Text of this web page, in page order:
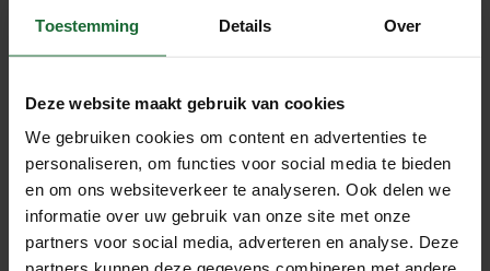
Toestemming Details Over
Deze website maakt gebruik van cookies
We gebruiken cookies om content en advertenties te
personaliseren, om functies voor social media te bieden
en om ons websiteverkeer te analyseren. Ook delen we
informatie over uw gebruik van onze site met onze
partners voor social media, adverteren en analyse. Deze
- 9mm dik
Opbouw van de vloer
- Hoogwaardige beschermende laklaag met reliëf in
- Digitale afbeelding geprint op kurk
- Kurk isolatielaag
- Kern van natuurlijke vezels
- Geïntegreerde kurk onderlaag